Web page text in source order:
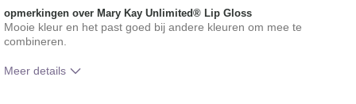
opmerkingen over Mary Kay Unlimited® Lip Gloss
Mooie kleur en het past goed bij andere kleuren om mee te
combineren.
Meer details